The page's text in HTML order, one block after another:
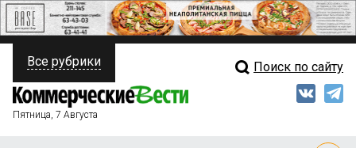
ПОЛИТИКА
ФИНАНСЫ
Свежий выпуск
Все рубрики Поиск по сайту
Пятница, 7 Августа